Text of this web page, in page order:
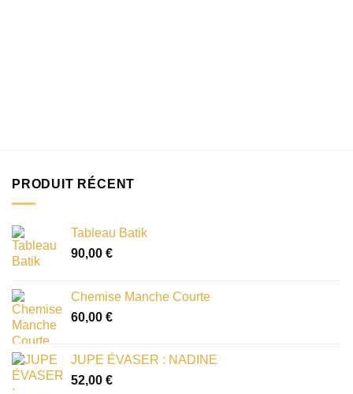
PRODUIT RÉCENT
Tableau Batik
90,00 €
Chemise Manche Courte
60,00 €
JUPE ÉVASER : NADINE
52,00 €